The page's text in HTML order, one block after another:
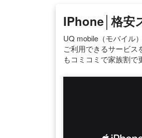
IPhone│格安
UQ mobile（モバイル
ご利用できるサービ
もコミコミで家族割で